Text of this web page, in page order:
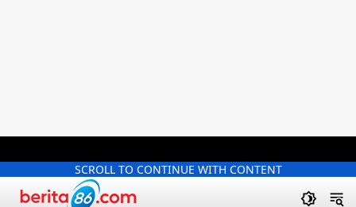
SCROLL TO CONTINUE WITH CONTENT